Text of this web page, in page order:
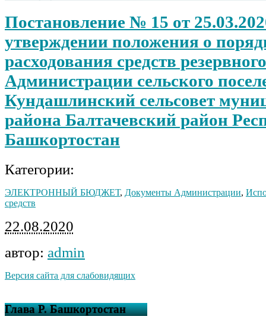
Постановление № 15 от
утверждении положения о
расходования средств
Администрации сельского
Кундашлинский сельсовет
района Балтачевский район
Башкортостан
Категории:
ЭЛЕКТРОННЫЙ БЮДЖЕТ, Документы Администрации,
средств
22.08.2020
автор: admin
Версия сайта для слабовидящих
Глава Р. Башкортостан